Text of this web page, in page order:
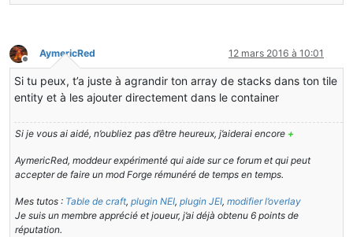
Hors-ligne
AymericRed 12 mars 2016 à 10:01
Si tu peux, t’a juste à agrandir ton array de stacks dans ton tile
entity et à les ajouter directement dans le container
Si je vous ai aidé, n’oubliez pas d’être heureux, j’aiderai encore +
AymericRed, moddeur expérimenté qui aide sur ce forum et qui peut
accepter de faire un mod Forge rémunéré de temps en temps.
Mes tutos : Table de craft, plugin NEI, plugin JEI, modifier l’overlay
Je suis un membre apprécié et joueur, j’ai déjà obtenu 6 points de
réputation.